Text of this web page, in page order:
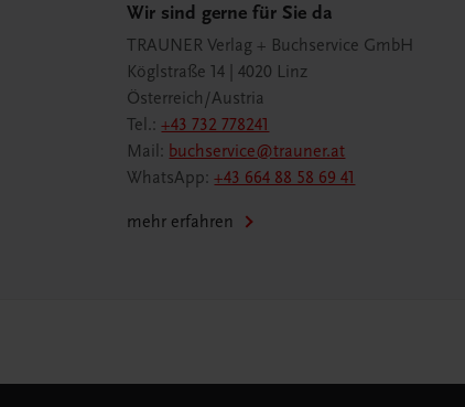
Wir sind gerne für Sie da
TRAUNER Verlag + Buchservice GmbH
Köglstraße 14 | 4020 Linz
Österreich/Austria
Tel.:+43 732 778241
Mail: buchservice@trauner.at
WhatsApp:+43 664 88 58 69 41
mehr erfahren